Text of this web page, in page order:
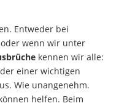
Entweder bei
wenn wir unter
kennen wir alle:
einer wichtigen
Wie unangenehm.
helfen. Beim